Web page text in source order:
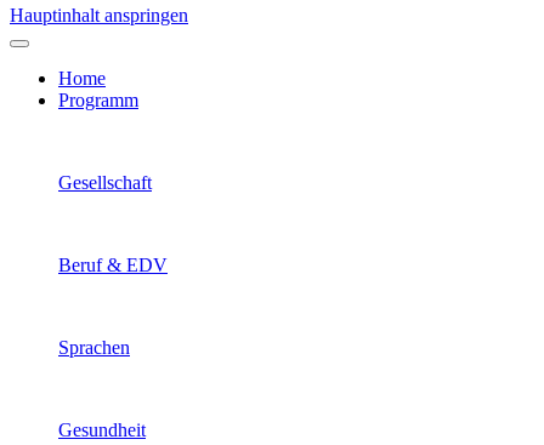
Hauptinhalt anspringen
Home
Programm
Gesellschaft
Beruf & EDV
Sprachen
Gesundheit